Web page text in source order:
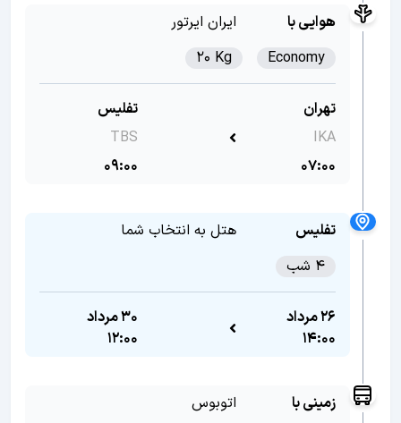
هوایی با
ایران ایرتور
Economy
20 Kg
تهران
IKA
07:00
تفلیس
TBS
09:00
تفلیس
هتل به انتخاب شما
4 شب
26 مرداد
14:00
30 مرداد
12:00
زمینی با
اتوبوس